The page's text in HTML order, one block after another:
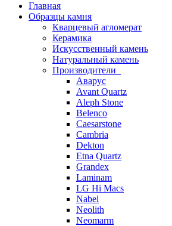
Главная
Образцы камня
Кварцевый агломерат
Керамика
Искусственный камень
Натуральный камень
Производители
Аварус
Avant Quartz
Aleph Stone
Belenco
Caesarstone
Cambria
Dekton
Etna Quartz
Grandex
Laminam
LG Hi Macs
Nabel
Neolith
Neomarm